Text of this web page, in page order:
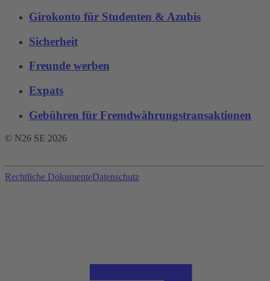
Girokonto für Studenten & Azubis
Sicherheit
Freunde werben
Expats
Gebühren für Fremdwährungstransaktionen‌
© N26 SE 2026
Rechtliche DokumenteDatenschutz